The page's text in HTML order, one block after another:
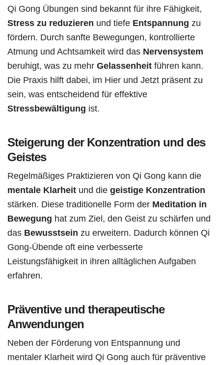
Qi Gong Übungen sind bekannt für ihre Fähigkeit,
Stress zu reduzieren und tiefe Entspannung zu
fördern. Durch sanfte Bewegungen, kontrollierte
Atmung und Achtsamkeit wird das Nervensystem
beruhigt, was zu mehr Gelassenheit führen kann.
Die Praxis hilft dabei, im Hier und Jetzt präsent zu
sein, was entscheidend für effektive
Stressbewältigung ist.
Steigerung der Konzentration und des
Geistes
Regelmäßiges Praktizieren von Qi Gong kann die
mentale Klarheit und die geistige Konzentration
stärken. Diese traditionelle Form der Meditation in
Bewegung hat zum Ziel, den Geist zu schärfen und
das Bewusstsein zu erweitern. Dadurch können Qi
Gong-Übende oft eine verbesserte
Leistungsfähigkeit in ihren alltäglichen Aufgaben
erfahren.
Präventive und therapeutische
Anwendungen
Neben der Förderung von Entspannung und
mentaler Klarheit wird Qi Gong auch für präventive